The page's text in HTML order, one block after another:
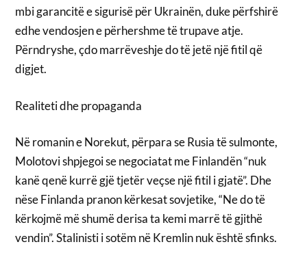
mbi garancitë e sigurisë për Ukrainën, duke përfshirë
edhe vendosjen e përhershme të trupave atje.
Përndryshe, çdo marrëveshje do të jetë një fitil që
digjet.
Realiteti dhe propaganda
Në romanin e Norekut, përpara se Rusia të sulmonte,
Molotovi shpjegoi se negociatat me Finlandën “nuk
kanë qenë kurrë gjë tjetër veçse një fitil i gjatë”. Dhe
nëse Finlanda pranon kërkesat sovjetike, “Ne do të
kërkojmë më shumë derisa ta kemi marrë të gjithë
vendin”. Stalinisti i sotëm në Kremlin nuk është sfinks.